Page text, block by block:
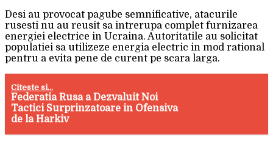
Desi au provocat pagube semnificative, atacurile
rusesti nu au reusit sa intrerupa complet furnizarea
energiei electrice in Ucraina. Autoritatile au solicitat
populatiei sa utilizeze energia electric in mod rational
pentru a evita pene de curent pe scara larga.
Citeste si...
Federatia Rusa a Dezvaluit Noi
Tactici Surprinzatoare in Ofensiva
de la Harkiv